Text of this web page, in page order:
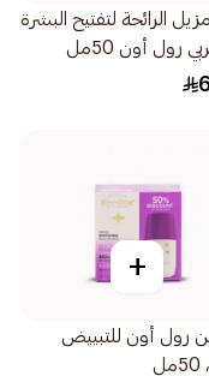
مزيل الرائحة لتفتيح البشرة
رول أون 50مل
+
رول أون للتبييض